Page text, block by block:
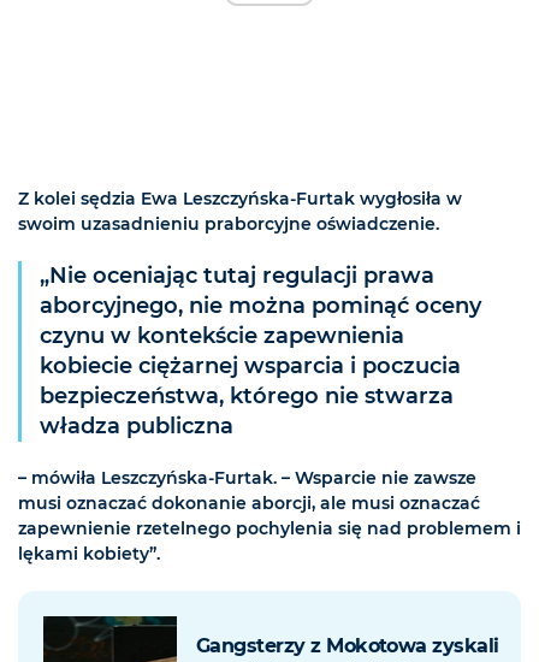
Z kolei sędzia Ewa Leszczyńska-Furtak wygłosiła w
swoim uzasadnieniu praborcyjne oświadczenie.
„Nie oceniając tutaj regulacji prawa
aborcyjnego, nie można pominąć oceny
czynu w kontekście zapewnienia
kobiecie ciężarnej wsparcia i poczucia
bezpieczeństwa, którego nie stwarza
władza publiczna
– mówiła Leszczyńska-Furtak. – Wsparcie nie zawsze
musi oznaczać dokonanie aborcji, ale musi oznaczać
zapewnienie rzetelnego pochylenia się nad problemem i
lękami kobiety”.
Gangsterzy z Mokotowa zyskali